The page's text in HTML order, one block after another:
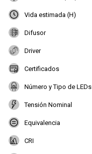
Vida estimada (H)
Difusor
Driver
Certificados
Número y Tipo de LEDs
Tensión Nominal
Equivalencia
CRI